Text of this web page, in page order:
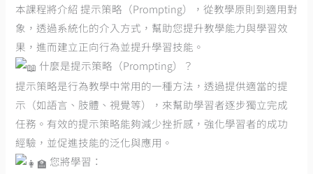
本課程將介紹 提示策略（Prompting），從教學原則到適用對
象，透過系統化的介入方式，幫助您提升教學能力與學習效
果，進而建立正向行為並提升學習技能。
什麼是提示策略（Prompting）？
提示策略是行為教學中常用的一種方法，透過提供適當的提
示（如語言、肢體、視覺等），來幫助學習者逐步獨立完成
任務。有效的提示策略能夠減少挫折感，強化學習者的成功
經驗，並促進技能的泛化與應用。
您將學習：